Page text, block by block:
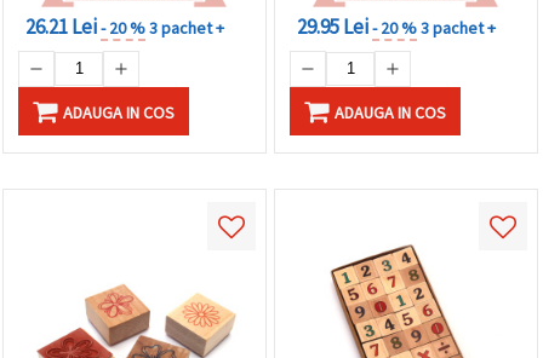
26.21 Lei- 20 %3 pachet +
ADAUGA IN COS
29.95 Lei- 20 %3 pachet +
ADAUGA IN COS